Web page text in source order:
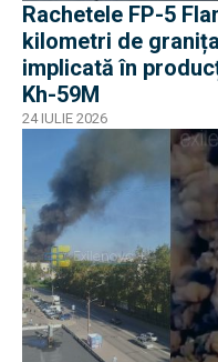
Rachetele FP-5
kilometri de
implicată în producția
Kh-59M
24 IULIE 2026